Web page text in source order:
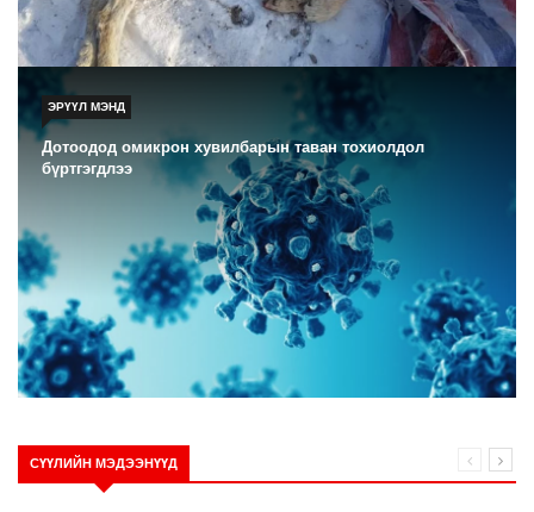
ЭРҮҮЛ МЭНД
Дотоодод омикрон хувилбарын таван тохиолдол
бүртгэгдлээ
СҮҮЛИЙН МЭДЭЭНҮҮД